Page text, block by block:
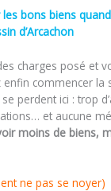
les bons biens
d’Arcachon
charges posé et
commencer la
perdent ici : trop
et aucune
moins de biens,
ne pas se noyer)